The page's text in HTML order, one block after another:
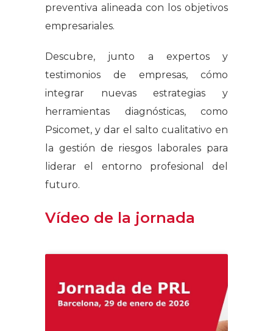
preventiva alineada con los objetivos
empresariales.
Descubre, junto a expertos y
testimonios de empresas, cómo
integrar nuevas estrategias y
herramientas diagnósticas, como
Psicomet, y dar el salto cualitativo en
la gestión de riesgos laborales para
liderar el entorno profesional del
futuro.
Vídeo de la jornada